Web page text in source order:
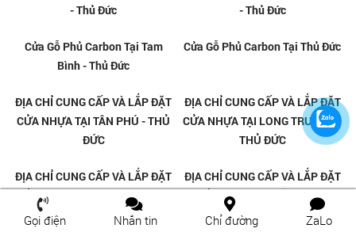
Cửa Gỗ Carbon Tại Linh Tây -
Cửa Gỗ Carbon Tại Linh Trung -
Gọi điện Nhắn tin Chỉ đường ZaLo